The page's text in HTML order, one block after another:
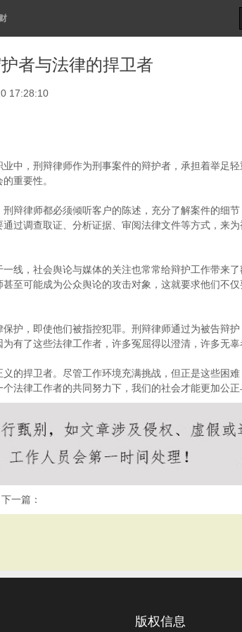
者与法律的捍卫者
17:28:10
中，刑辩律师作为刑事案件的辩护者，承担着举足
重要性。
辩律师都必须倾听客户的陈述，充分了解案件的细
过调查取证、分析证据、审阅法律文件等方式，来
线，社会舆论与媒体的关注也常常给辩护工作带来
至可能成为公众舆论的攻击对象，这就要求他们不
护，即使他们被指控犯罪。刑辩律师通过为被告辩
有了这些法律工作者，许多冤屈得以澄清，许多无辜
的捍卫者。尽管工作环境充满挑战，但正是这些困
法律工作者的共同努力下，我们的社会才能更加公正
下一篇：
版权信息